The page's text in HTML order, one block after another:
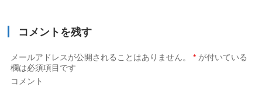
コメントを残す
メールアドレスが公開されることはありません。 * が付いている
欄は必須項目です
コメント